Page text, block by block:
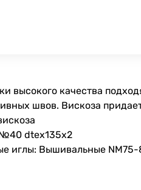
высокого качества
швов. Вискоза
dtex135x2
иглы: Вышивальные NM75-